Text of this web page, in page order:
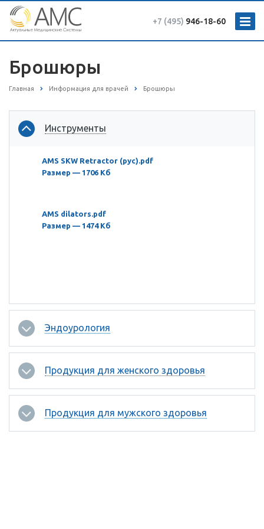
+7 (495) 946-18-60
Брошюры
Главная Информация для врачей Брошюры
Инструменты
AMS SKW Retractor (рус).pdf
Размер — 1706 Кб
AMS dilators.pdf
Размер — 1474 Кб
Эндоурология
Продукция для женского здоровья
Продукция для мужского здоровья